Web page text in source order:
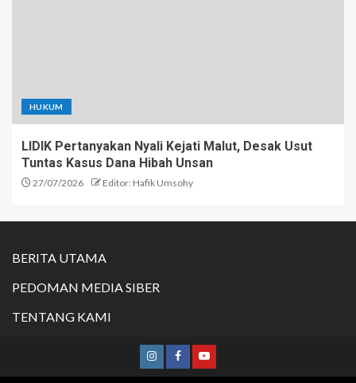
HUKUM
LIDIK Pertanyakan Nyali Kejati Malut, Desak Usut
Tuntas Kasus Dana Hibah Unsan
27/07/2026 Editor: Hafik Umsohy
BERITA UTAMA
PEDOMAN MEDIA SIBER
TENTANG KAMI